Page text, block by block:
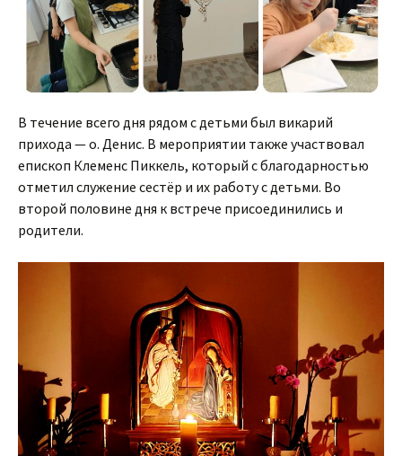
В течение всего дня рядом с детьми был викарий
прихода — о. Денис. В мероприятии также участвовал
епископ Клеменс Пиккель, который с благодарностью
отметил служение сестёр и их работу с детьми. Во
второй половине дня к встрече присоединились и
родители.